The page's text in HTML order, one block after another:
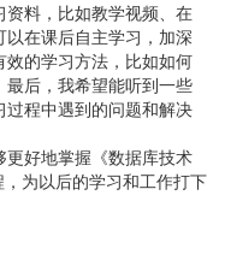
料，比如教学视频、在
在课后自主学习，加深
的学习方法，比如如何
后，我希望能听到一些
程中遇到的问题和解决
好地掌握《数据库技术
为以后的学习和工作打下